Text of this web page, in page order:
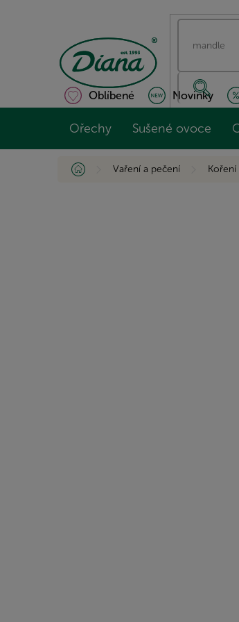
Oblíbené Novinky
Ořechy Sušené ovoce
Domů Vaření a pečení Koření